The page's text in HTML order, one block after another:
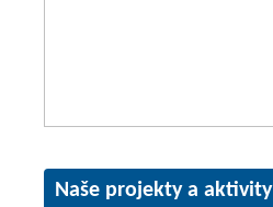
Naše projekty a aktivity